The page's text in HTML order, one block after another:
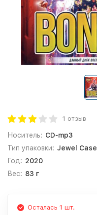
1 отзыв
Носитель: CD-mp3
Тип упаковки: Jewel Case
Год: 2020
Вес: 83 г
Осталась 1 шт.